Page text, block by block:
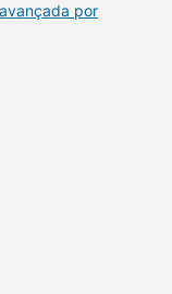
por